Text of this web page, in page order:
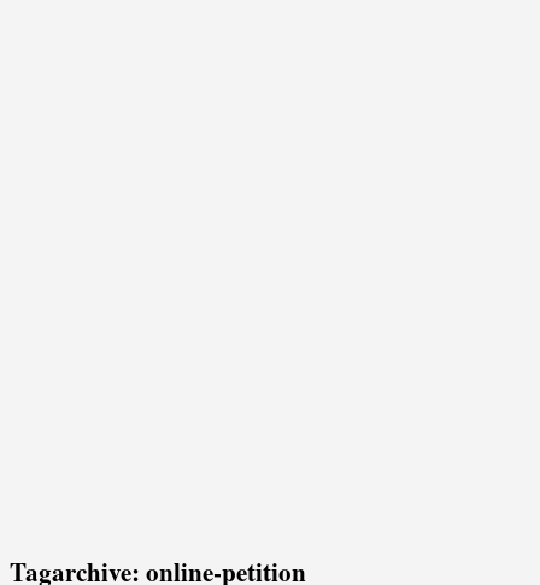
Tagarchive: online-petition